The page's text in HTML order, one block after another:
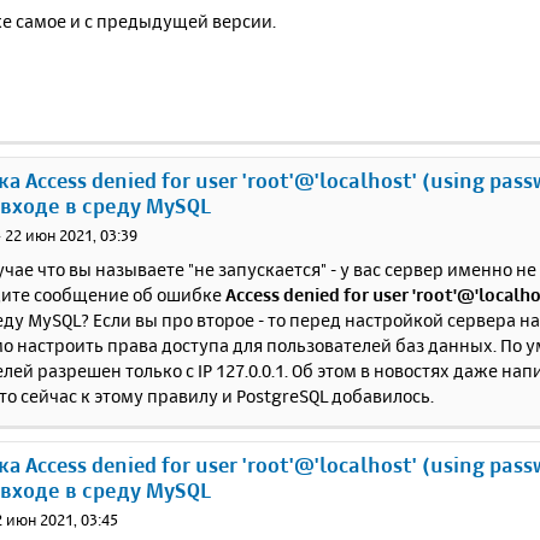
самое и с предыдущей версии.
Access denied for user 'root'@'localhost' (using
в среду MySQL
22 июн 2021, 03:39
что вы называете "не запускается" - у вас сервер именно
сообщение об ошибкеAccess denied for user
MySQL? Если вы про второе - то перед настройкой сервера
настроить права доступа для пользователей баз данных. По
разрешен только с IP 127.0.0.1. Об этом в новостях даже
сейчас к этому правилу и PostgreSQL добавилось.
Access denied for user 'root'@'localhost' (using
в среду MySQL
июн 2021, 03:45